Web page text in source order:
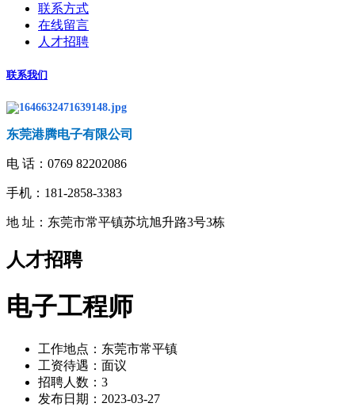
联系方式
在线留言
人才招聘
联系我们
东莞港腾电子有限公司
电 话： 0769 82202086
手机：181-2858-3383
地 址： 东莞市常平镇苏坑旭升路3号3栋
人才招聘
电子工程师
工作地点： 东莞市常平镇
工资待遇： 面议
招聘人数： 3
发布日期： 2023-03-27